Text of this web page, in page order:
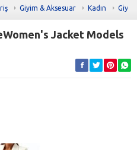
Giyim & Aksesuar Kadın Giyim
Jacket Models